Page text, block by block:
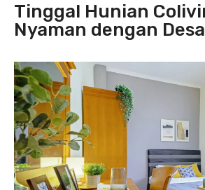
Tinggal Hunian
Nyaman dengan